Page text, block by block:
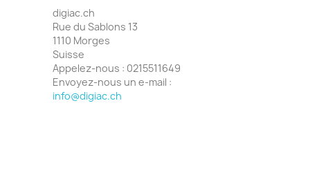
digiac.ch
Rue du Sablons 13
1110 Morges
Suisse
Appelez-nous : 0215511649
Envoyez-nous un e-mail :
info@digiac.ch